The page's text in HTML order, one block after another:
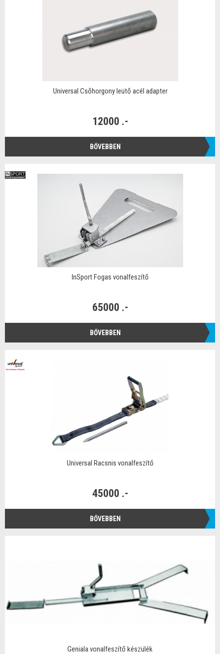
Universal Csőhorgony leütő acél adapter
12000 .-
BŐVEBBEN
InSport Fogas vonalfeszítő
65000 .-
BŐVEBBEN
Universal Racsnis vonalfeszítő
45000 .-
BŐVEBBEN
Geniala vonalfeszítő készülék